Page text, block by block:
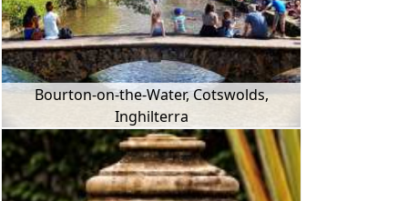
Bourton-on-the-Water, Cotswolds,
Inghilterra